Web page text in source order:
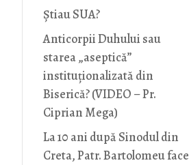
Știau SUA?
Anticorpii Duhului sau
starea „aseptică”
instituționalizată din
Biserică? (VIDEO – Pr.
Ciprian Mega)
La 10 ani după Sinodul din
Creta, Patr. Bartolomeu face